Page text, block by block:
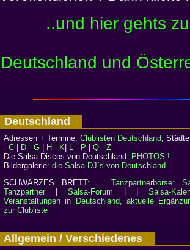
..und hier gehts
Deutschland und
Deutschland
Adressen + Termine: Clublisten Deutschland,
- C
D - G H - K L - P
Q - Z
Die Salsa-Discos von Deutschland: PHOTOS !
Bildergalerie: die Salsa-DJ´s von Deutschland
SCHWARZES BRETT:Tanzpartnerbörse:
Tanzpartner|Salsa-Forum | |Salsa-
Veranstaltungen in Deutschland, aktuelle
zur Clubliste
Allgemein / Verschiedenes